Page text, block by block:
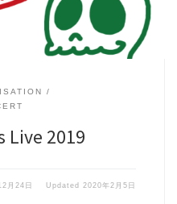
Live 2019
月24日 Updated 2020年2月5日